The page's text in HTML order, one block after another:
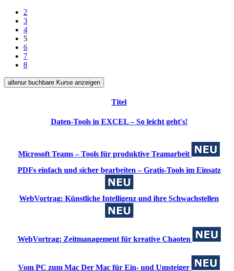
2
3
4
5
6
7
8
allenur buchbare Kurse anzeigen
Titel
Daten-Tools in EXCEL – So leicht geht's!
Microsoft Teams – Tools für produktive Teamarbeit
PDFs einfach und sicher bearbeiten – Gratis-Tools im Einsatz
WebVortrag: Künstliche Intelligenz und ihre Schwachstellen
WebVortrag: Zeitmanagement für kreative Chaoten
Vom PC zum Mac Der Mac für Ein- und Umsteiger